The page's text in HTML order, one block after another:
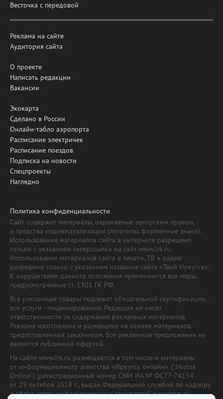
Весточка с передовой
Реклама на сайте
Аудитория сайта
О проекте
Написать редакции
Вакансии
Экокарта
Сделано в России
Онлайн-табло аэропорта
Расписание электричек
Расписание поездов
Подписка на новости
Спецпроекты
Наглядно
Политика конфиденциальности
Сайт содержит материалы, охраняемые авторским правом,
и средства индивидуализации (логотипы, фирменные знаки).
Использование материалов сайта в интернете разрешено
только с указанием гиперссылки на сайт www.irk.ru.
Использование материалов сайта в печати, ТВ и радио
разрешено только с указанием названия сайта «Твой Иркутск».
К нарушителям данного положения применяются все меры,
предусмотренные ст. 1301 ГК РФ.
Все рекламные товары подлежат обязательной сертификации,
все услуги - лицензированию. Редакция не несет
ответственности за содержание рекламных материалов.
Реклама изготовлена и размещена на основе материалов,
предоставленных заказчиком. Все рекламные предложения не
являются публичной офертой.
На сайте www.irk.ru размещаются в том числе и материалы
от информационного агентства «Иркутск онлайн» ("Irkutsk
Online") (регистрационный номер СМИ ИА № ФС77-74154
от 29 октября 2018 г., выдан Федеральной службой по надзору
в сфере связи, информационных технологий и массовых